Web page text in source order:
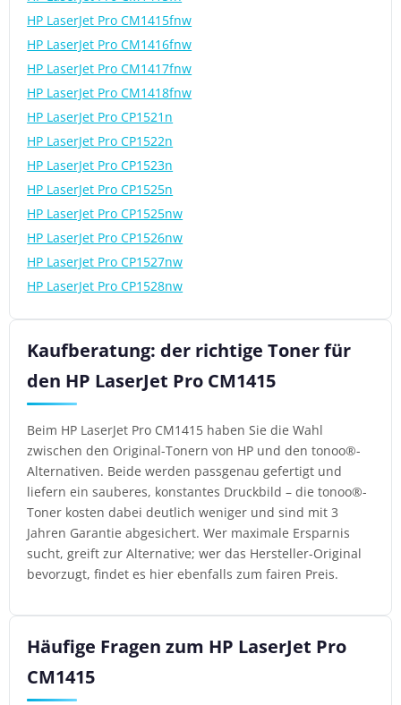
HP LaserJet Pro CM1415fnw
HP LaserJet Pro CM1416fnw
HP LaserJet Pro CM1417fnw
HP LaserJet Pro CM1418fnw
HP LaserJet Pro CP1521n
HP LaserJet Pro CP1522n
HP LaserJet Pro CP1523n
HP LaserJet Pro CP1525n
HP LaserJet Pro CP1525nw
HP LaserJet Pro CP1526nw
HP LaserJet Pro CP1527nw
HP LaserJet Pro CP1528nw
Kaufberatung: der richtige Toner für
den HP LaserJet Pro CM1415
Beim HP LaserJet Pro CM1415 haben Sie die Wahl
zwischen den Original-Tonern von HP und den tonoo®-
Alternativen. Beide werden passgenau gefertigt und
liefern ein sauberes, konstantes Druckbild – die tonoo®-
Toner kosten dabei deutlich weniger und sind mit 3
Jahren Garantie abgesichert. Wer maximale Ersparnis
sucht, greift zur Alternative; wer das Hersteller-Original
bevorzugt, findet es hier ebenfalls zum fairen Preis.
Häufige Fragen zum HP LaserJet Pro
CM1415